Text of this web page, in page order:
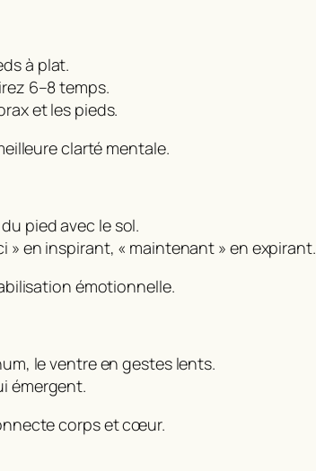
à plat.
6–8 temps.
et les pieds.
clarté mentale.
pied avec le sol.
» en inspirant, « maintenant » en expirant.
émotionnelle.
le ventre en gestes lents.
émergent.
corps et cœur.